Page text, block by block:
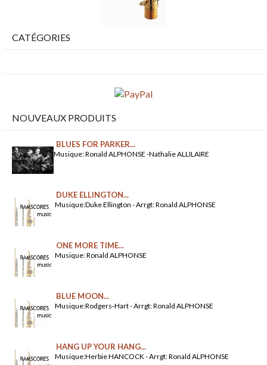
CATÉGORIES
NOUVEAUX PRODUITS
BLUES FOR PARKER...
Musique: Ronald ALPHONSE -Nathalie ALLILAIRE
DUKE ELLINGTON...
Musique:Duke Ellington - Arrgt: Ronald ALPHONSE
ONE MORE TIME...
Musique: Ronald ALPHONSE
BLUE MOON...
Musique:Rodgers-Hart - Arrgt: Ronald ALPHONSE
HANG UP YOUR HANG...
Musique:Herbie HANCOCK - Arrgt: Ronald ALPHONSE